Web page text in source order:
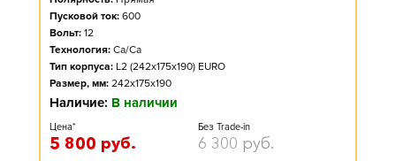
Пусковой ток: 600
Вольт: 12
Технология: Ca/Ca
Тип корпуса: L2 (242x175x190) EURO
Размер, мм: 242x175x190
Наличие: В наличии
Цена*
5 800 руб.
Без Trade-in
6 300 руб.